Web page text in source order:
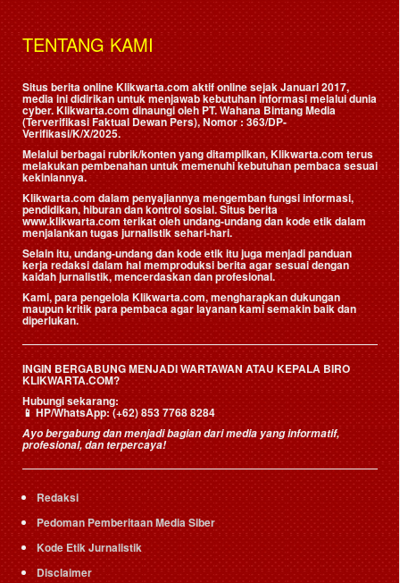
TENTANG KAMI
Situs berita online Klikwarta.com aktif online sejak Januari 2017,
media ini didirikan untuk menjawab kebutuhan informasi melalui dunia
cyber. Klikwarta.com dinaungi oleh PT. Wahana Bintang Media
(Terverifikasi Faktual Dewan Pers), Nomor : 363/DP-
Verifikasi/K/X/2025.
Melalui berbagai rubrik/konten yang ditampilkan, Klikwarta.com terus
melakukan pembenahan untuk memenuhi kebutuhan pembaca sesuai
kekiniannya.
Klikwarta.com dalam penyajiannya mengemban fungsi informasi,
pendidikan, hiburan dan kontrol sosial. Situs berita
www.klikwarta.com terikat oleh undang-undang dan kode etik dalam
menjalankan tugas jurnalistik sehari-hari.
Selain itu, undang-undang dan kode etik itu juga menjadi panduan
kerja redaksi dalam hal memproduksi berita agar sesuai dengan
kaidah jurnalistik, mencerdaskan dan profesional.
Kami, para pengelola Klikwarta.com, mengharapkan dukungan
maupun kritik para pembaca agar layanan kami semakin baik dan
diperlukan.
INGIN BERGABUNG MENJADI WARTAWAN ATAU KEPALA BIRO
KLIKWARTA.COM?
Hubungi sekarang:
📱HP/WhatsApp:(+62) 853 7768 8284
Ayo bergabung dan menjadi bagian dari media yang informatif,
profesional, dan terpercaya!
Redaksi
Pedoman Pemberitaan Media Siber
Kode Etik Jurnalistik
Disclaimer